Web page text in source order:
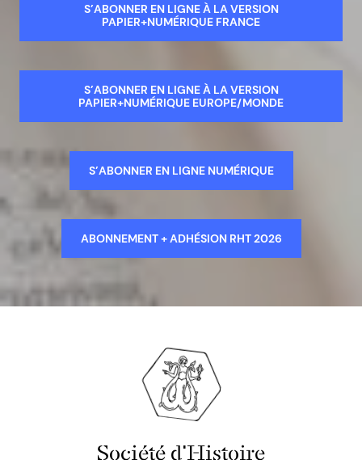
S’ABONNER EN LIGNE À LA VERSION
PAPIER+NUMÉRIQUE FRANCE
S’ABONNER EN LIGNE À LA VERSION
PAPIER+NUMÉRIQUE EUROPE/MONDE
S’ABONNER EN LIGNE NUMÉRIQUE
ABONNEMENT + ADHÉSION RHT 2026
Société d'Histoire